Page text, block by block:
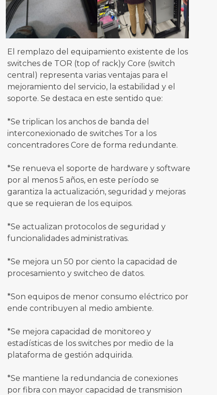
El remplazo del equipamiento existente de los
switches de TOR (top of rack)y Core (switch
central) representa varias ventajas para el
mejoramiento del servicio, la estabilidad y el
soporte. Se destaca en este sentido que:
*Se triplican los anchos de banda del
interconexionado de switches Tor a los
concentradores Core de forma redundante.
*Se renueva el soporte de hardware y software
por al menos 5 años, en este período se
garantiza la actualización, seguridad y mejoras
que se requieran de los equipos.
*Se actualizan protocolos de seguridad y
funcionalidades administrativas.
*Se mejora un 50 por ciento la capacidad de
procesamiento y switcheo de datos.
*Son equipos de menor consumo eléctrico por
ende contribuyen al medio ambiente.
*Se mejora capacidad de monitoreo y
estadísticas de los switches por medio de la
plataforma de gestión adquirida.
*Se mantiene la redundancia de conexiones
por fibra con mayor capacidad de transmision